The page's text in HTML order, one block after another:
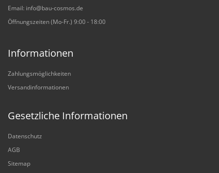
Email: info@bau-cosmos.de
Öffnungszeiten (Mo-Fr.) 9:00 - 18:00
Informationen
Zahlungsmöglichkeiten
Versandinformationen
Gesetzliche Informationen
Datenschutz
AGB
Sitemap